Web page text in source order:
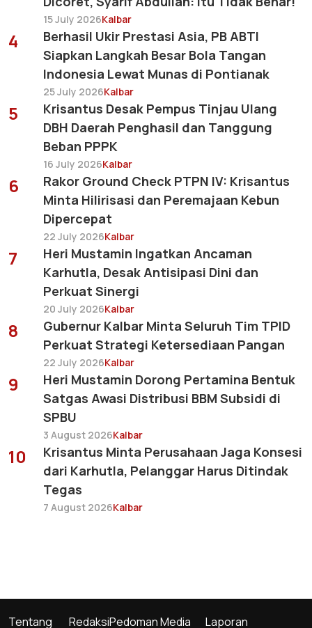
15 July 2026Kalbar
4
Berhasil Ukir Prestasi Asia, PB ABTI
Siapkan Langkah Besar Bola Tangan
Indonesia Lewat Munas di Pontianak
25 July 2026Kalbar
5
Krisantus Desak Pempus Tinjau Ulang
DBH Daerah Penghasil dan Tanggung
Beban PPPK
16 July 2026Kalbar
6
Rakor Ground Check PTPN IV: Krisantus
Minta Hilirisasi dan Peremajaan Kebun
Dipercepat
22 July 2026Kalbar
7
Heri Mustamin Ingatkan Ancaman
Karhutla, Desak Antisipasi Dini dan
Perkuat Sinergi
20 July 2026Kalbar
8
Gubernur Kalbar Minta Seluruh Tim TPID
Perkuat Strategi Ketersediaan Pangan
22 July 2026Kalbar
9
Heri Mustamin Dorong Pertamina Bentuk
Satgas Awasi Distribusi BBM Subsidi di
SPBU
3 August 2026Kalbar
10
Krisantus Minta Perusahaan Jaga Konsesi
dari Karhutla, Pelanggar Harus Ditindak
Tegas
7 August 2026Kalbar
Tentang RedaksiPedoman Media Laporan